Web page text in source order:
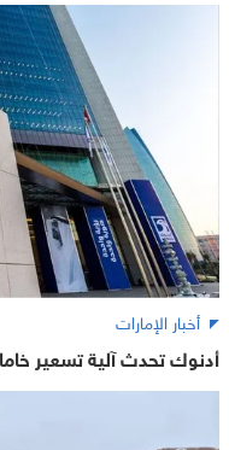
أخبار الإمارات
أدنوك تحدث آلية تسعير